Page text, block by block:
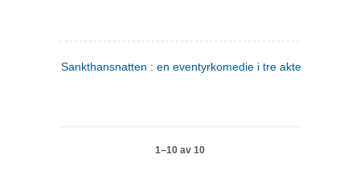
Sankthansnatten : en eventyrkomedie i tre akter
1–10 av 10